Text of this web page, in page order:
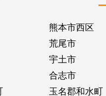
熊本市西区
荒尾市
宇土市
合志市
玉名郡和水町